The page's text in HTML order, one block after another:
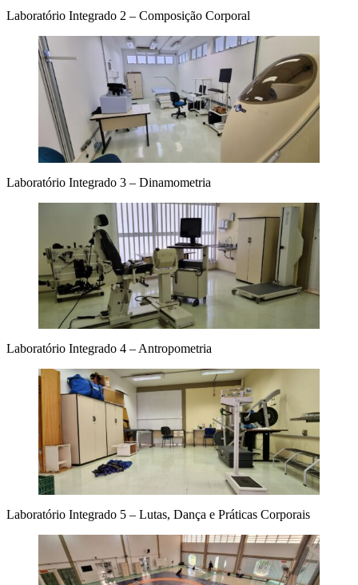
Laboratório Integrado 2 – Composição Corporal
Laboratório Integrado 3 – Dinamometria
Laboratório Integrado 4 – Antropometria
Laboratório Integrado 5 – Lutas, Dança e Práticas Corporais